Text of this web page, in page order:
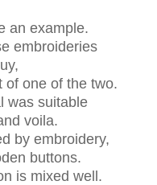
an example.
embroideries
,
of one of the two.
was suitable
voila.
by embroidery,
buttons.
is mixed well.